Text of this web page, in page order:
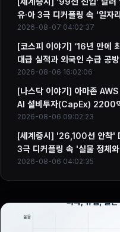
유·아 3극 디커플링 속 '일자
2026-08-07 04:02:37
[코스피 이야기] ‘16년 만에
대급 실적과 외국인 수급 공
2026-08-06 16:02:06
[나스닥 이야기] 아마존
AI 설비투자(CapEx) 2200
2026-08-06 09:02:23
[세계증시] '26,100선 안착'
3극 디커플링 속 '실물 정체
2026-08-06 04:02:35